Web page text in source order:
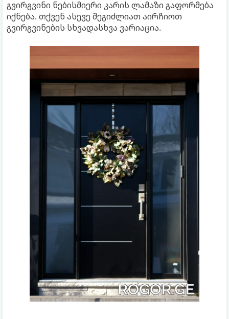
გვირგვინი ნებისმიერი კარის ლამაზი გაფორმება
იქნება. თქვენ ასევე შეგიძლიათ აირჩიოთ
გვირგვინების სხვადასხვა ვარიაცია.